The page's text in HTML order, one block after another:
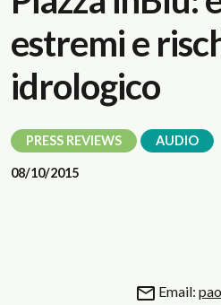
estremi e
idrologico
PRESS REVIEWS AUDIO
08/10/2015
Email: